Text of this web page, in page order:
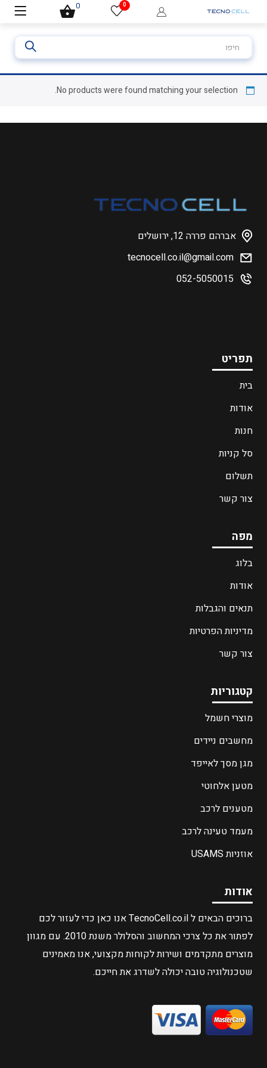
0
0
עבור:
No products were found matching your selection.
אברהם פררה 12, ירושלים
tecnocell.co.il@gmail.com
052-5050015
תפריט
בית
אודות
חנות
סל קניות
תשלום
צור קשר
מפה
בלוג
אודות
תנאים והגבלות
מדיניות הפרטיות
צור קשר
קטגוריות
מוצרי חשמל
מחשבים ניידים
מגן מסך לאייפד
מטען אלחוטי
מטענים לרכב
מעמד טעינה לרכב
אוזניות USAMS
אודות
ברוכים הבאים ל TecnoCell.co.il אנו כאן כדי לעזור לכם
לפתור את כל צרכי המחשוב והסלולר משנת 2010. עם מגוון
מוצרים מתקדמים ושירות לקוחות מקצועי, אנו מאמינים
שטכנולוגיה טובה יכולה לשדרג את חייכם.